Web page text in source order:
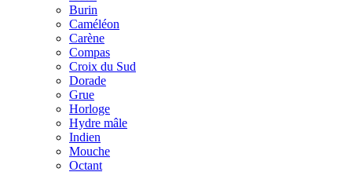
Burin
Caméléon
Carène
Compas
Croix du Sud
Dorade
Grue
Horloge
Hydre mâle
Indien
Mouche
Octant